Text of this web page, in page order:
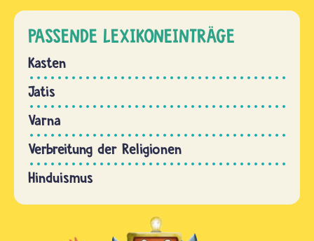
PASSENDE LEXIKONEINTRÄGE
Kasten
Jatis
Varna
Verbreitung der Religionen
Hinduismus